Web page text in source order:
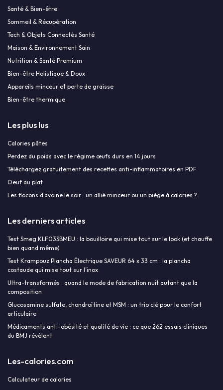
Santé & Bien-être
Sommeil & Récupération
Tech & Objets Connectés Santé
Maison & Environnement Sain
Nutrition & Santé Premium
Bien-être Holistique & Doux
Appareils minceur et perte de graisse
Bien-être thermique
Les plus lus
Calories pâtes
Perdez du poids avec le régime œufs durs en 14 jours
Téléchargez gratuitement des recettes anti-inflammatoires en PDF
Oeuf au plat
Les flocons d'avoine le soir : un allié minceur ou un piège à calories ?
Les derniers articles
Test Smeg KLF03SBMEU : la bouilloire qui mise tout sur le look (et chauffe
bien quand même)
Test Krampouz Plancha Électrique SAVEUR 64 x 33 cm : la plancha
costaude qui mise tout sur l’inox
Ultra-transformés : quand le mode de fabrication nuit autant que la
composition
Glucosamine sulfate, chondroïtine et MSM : un trio clé pour le confort
articulaire
Médicaments anti-obésité et qualité de vie : ce que 262 essais cliniques
du BMJ révèlent
Les-calories.com
Calculateur de calories